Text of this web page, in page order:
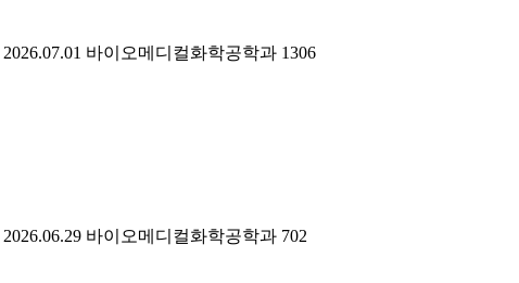
2026.07.01 바이오메디컬화학공학과 1306
2026.06.29 바이오메디컬화학공학과 702